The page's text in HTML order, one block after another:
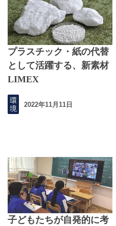
プラスチック・紙の代替
として活躍する、新素材
LIMEX
環
境
2022年11月11日
子どもたちが自発的に考